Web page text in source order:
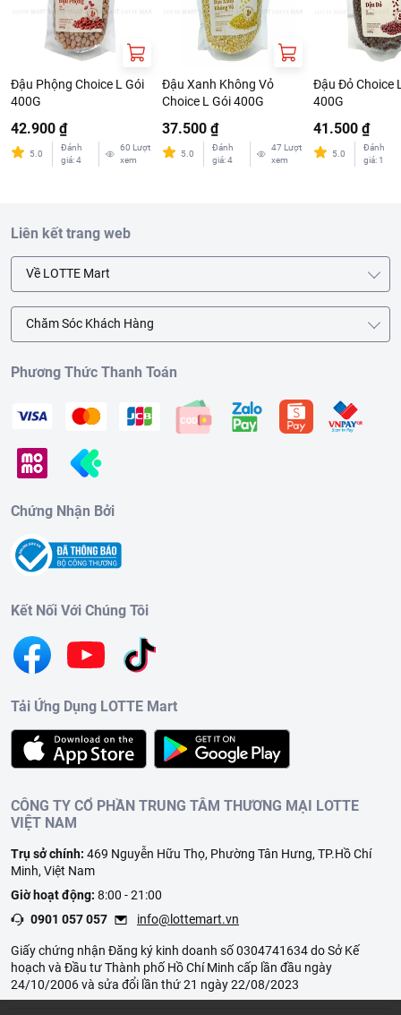
Đậu Phộng Choice L Gói
400G
42.900 ₫
5.0
Đánh
giá:4
60 Lượt
xem
Đậu Xanh Không Vỏ
Choice L Gói 400G
37.500 ₫
5.0
Đánh
giá:4
47 Lượt
xem
Đậu Đỏ Choice
400G
41.500 ₫
5.0
Đánh
giá: 1
Liên kết trang web
Về LOTTE Mart
Chăm Sóc Khách Hàng
Phương Thức Thanh Toán
Chứng Nhận Bởi
Kết Nối Với Chúng Tôi
Tải Ứng Dụng LOTTE Mart
CÔNG TY CỔ PHẦN TRUNG TÂM THƯƠNG MẠI LOTTE
VIỆT NAM
Trụ sở chính: 469 Nguyễn Hữu Thọ, Phường Tân Hưng, TP.Hồ Chí
Minh, Việt Nam
Giờ hoạt động: 8:00 - 21:00
0901 057 057
info@lottemart.vn
Giấy chứng nhận Đăng ký kinh doanh số 0304741634 do Sở Kế
hoạch và Đầu tư Thành phố Hồ Chí Minh cấp lần đầu ngày
24/10/2006 và sửa đổi lần thứ 21 ngày 22/08/2023